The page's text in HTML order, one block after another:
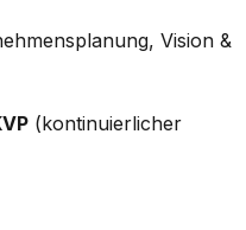
Vision &
(kontinuierlicher